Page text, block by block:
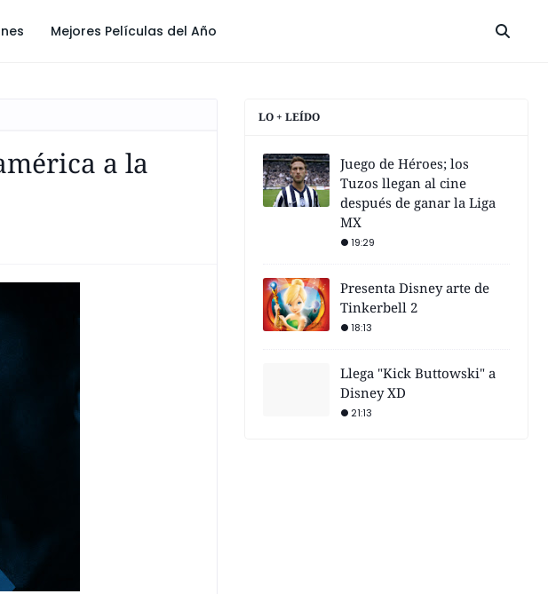
Mejores Películas del Año
a la
LO + LEÍDO
Juego de Héroes; los
Tuzos llegan al cine
después de ganar la Liga
MX
19:29
Presenta Disney arte de
Tinkerbell 2
18:13
Llega "Kick Buttowski" a
Disney XD
21:13